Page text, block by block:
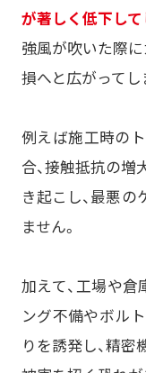
が著しく低下して
強風が吹いた際
損へと広がってし
例えば施工時の
合、接触抵抗の
き起こし、最悪
ません。
加えて、工場や
ング不備やボル
りを誘発し、精